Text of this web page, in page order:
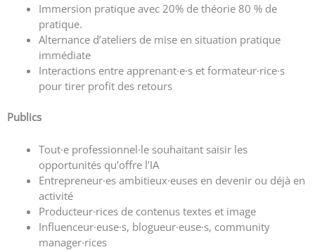
Immersion pratique avec 20% de théorie 80 % de
pratique.
Alternance d’ateliers de mise en situation pratique
immédiate
Interactions entre apprenant·e·s et formateur·rice·s
pour tirer profit des retours
Publics
Tout·e professionnel·le souhaitant saisir les
opportunités qu’offre l’IA
Entrepreneur·es ambitieux·euses en devenir ou déjà en
activité
Producteur·rices de contenus textes et image
Influenceur·euse·s, blogueur·euse·s, community
manager·rices